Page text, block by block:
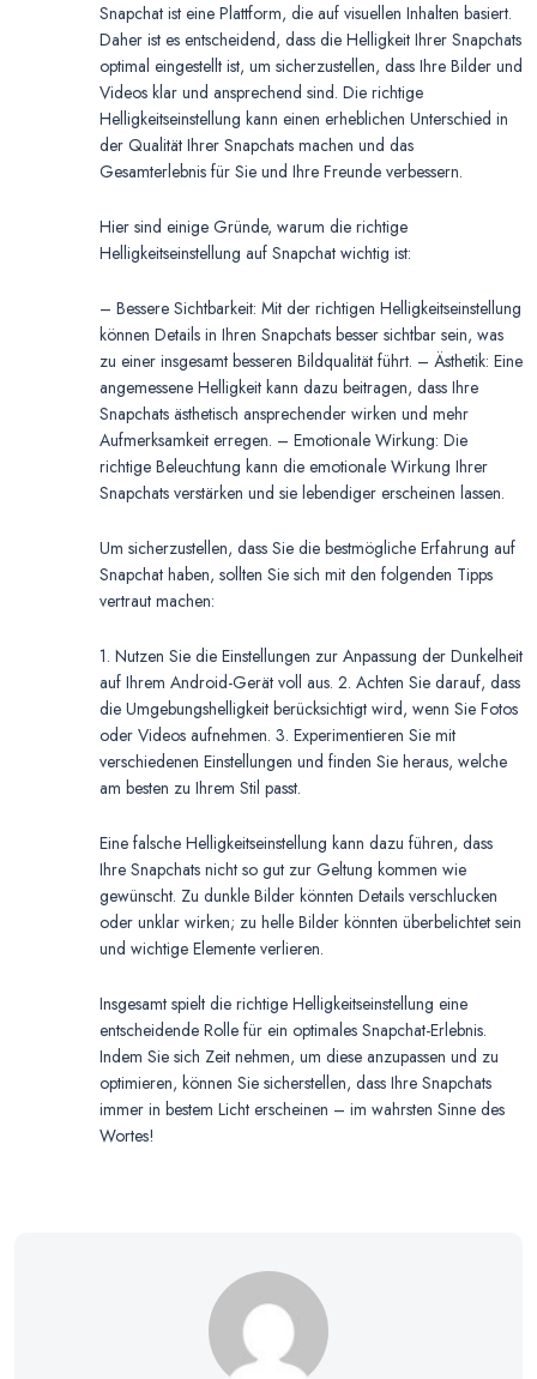
Snapchat ist eine Plattform, die auf visuellen Inhalten basiert.
Daher ist es entscheidend, dass die Helligkeit Ihrer Snapchats
optimal eingestellt ist, um sicherzustellen, dass Ihre Bilder und
Videos klar und ansprechend sind. Die richtige
Helligkeitseinstellung kann einen erheblichen Unterschied in
der Qualität Ihrer Snapchats machen und das
Gesamterlebnis für Sie und Ihre Freunde verbessern.
Hier sind einige Gründe, warum die richtige
Helligkeitseinstellung auf Snapchat wichtig ist:
– Bessere Sichtbarkeit: Mit der richtigen Helligkeitseinstellung
können Details in Ihren Snapchats besser sichtbar sein, was
zu einer insgesamt besseren Bildqualität führt. – Ästhetik: Eine
angemessene Helligkeit kann dazu beitragen, dass Ihre
Snapchats ästhetisch ansprechender wirken und mehr
Aufmerksamkeit erregen. – Emotionale Wirkung: Die
richtige Beleuchtung kann die emotionale Wirkung Ihrer
Snapchats verstärken und sie lebendiger erscheinen lassen.
Um sicherzustellen, dass Sie die bestmögliche Erfahrung auf
Snapchat haben, sollten Sie sich mit den folgenden Tipps
vertraut machen:
1. Nutzen Sie die Einstellungen zur Anpassung der Dunkelheit
auf Ihrem Android-Gerät voll aus. 2. Achten Sie darauf, dass
die Umgebungshelligkeit berücksichtigt wird, wenn Sie Fotos
oder Videos aufnehmen. 3. Experimentieren Sie mit
verschiedenen Einstellungen und finden Sie heraus, welche
am besten zu Ihrem Stil passt.
Eine falsche Helligkeitseinstellung kann dazu führen, dass
Ihre Snapchats nicht so gut zur Geltung kommen wie
gewünscht. Zu dunkle Bilder könnten Details verschlucken
oder unklar wirken; zu helle Bilder könnten überbelichtet sein
und wichtige Elemente verlieren.
Insgesamt spielt die richtige Helligkeitseinstellung eine
entscheidende Rolle für ein optimales Snapchat-Erlebnis.
Indem Sie sich Zeit nehmen, um diese anzupassen und zu
optimieren, können Sie sicherstellen, dass Ihre Snapchats
immer in bestem Licht erscheinen – im wahrsten Sinne des
Wortes!